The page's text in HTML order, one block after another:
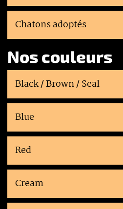
Chatons adoptés
Nos couleurs
Black / Brown / Seal
Blue
Red
Cream